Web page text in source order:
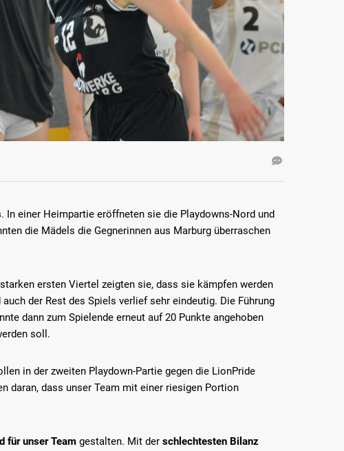
. In einer Heimpartie eröffneten sie die Playdowns-Nord und
die Mädels die Gegnerinnen aus Marburg überraschen
ersten Viertel zeigten sie, dass sie kämpfen werden
auch der Rest des Spiels verlief sehr eindeutig. Die Führung
dann zum Spielende erneut auf 20 Punkte angehoben
soll.
in der zweiten Playdown-Partie gegen die LionPride
daran, dass unser Team mit einer riesigen Portion
für unser Team gestalten. Mit der schlechtesten Bilanz